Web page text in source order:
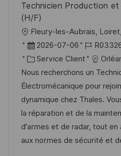
n u
s
Technicien Production
(H/F)
o
c
a
l
i
s
a
t
Fleury-les-Aubrais,
D
a
t
e
d
a
f
2026-07-06
R
é
f
é
r
e
n
c
C
a
t
é
g
o
r
Service Client
Nous recherchons un
Électromécanique pour
dynamique chez Thales.
la réparation et de la
d'armes et de radar, tout
aux normes de sécurité et